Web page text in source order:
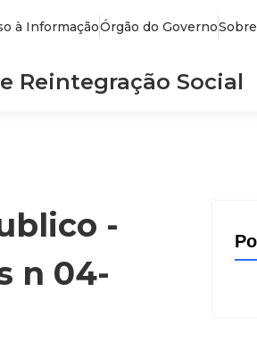
à InformaçãoÓrgão do Governo
Reintegração Social
-
n 04-